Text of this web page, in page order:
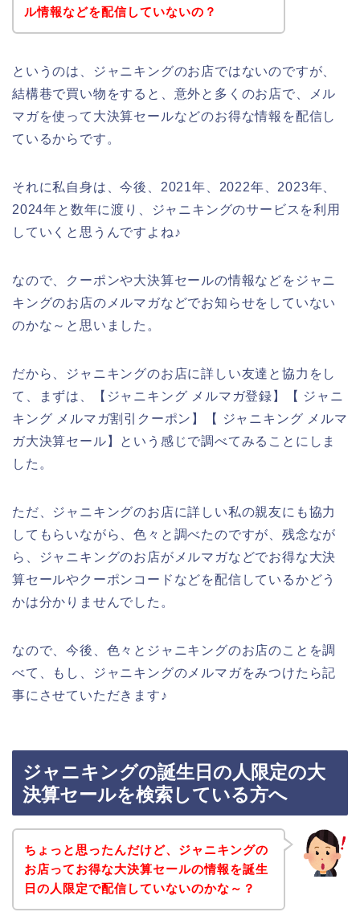
ル情報などを配信していないの？
というのは、ジャニキングのお店ではないのですが、
結構巷で買い物をすると、意外と多くのお店で、メル
マガを使って大決算セールなどのお得な情報を配信し
ているからです。
それに私自身は、今後、2021年、2022年、2023年、
2024年と数年に渡り、ジャニキングのサービスを利用
していくと思うんですよね♪
なので、クーポンや大決算セールの情報などをジャニ
キングのお店のメルマガなどでお知らせをしていない
のかな～と思いました。
だから、ジャニキングのお店に詳しい友達と協力をし
て、まずは、【ジャニキング メルマガ登録】【 ジャニ
キング メルマガ割引クーポン】【 ジャニキング メルマ
ガ大決算セール】という感じで調べてみることにしま
した。
ただ、ジャニキングのお店に詳しい私の親友にも協力
してもらいながら、色々と調べたのですが、残念なが
ら、ジャニキングのお店がメルマガなどでお得な大決
算セールやクーポンコードなどを配信しているかどう
かは分かりませんでした。
なので、今後、色々とジャニキングのお店のことを調
べて、もし、ジャニキングのメルマガをみつけたら記
事にさせていただきます♪
ジャニキングの誕生日の人限定の大
決算セールを検索している方へ
ちょっと思ったんだけど、ジャニキングの
お店ってお得な大決算セールの情報を誕生
日の人限定で配信していないのかな～？